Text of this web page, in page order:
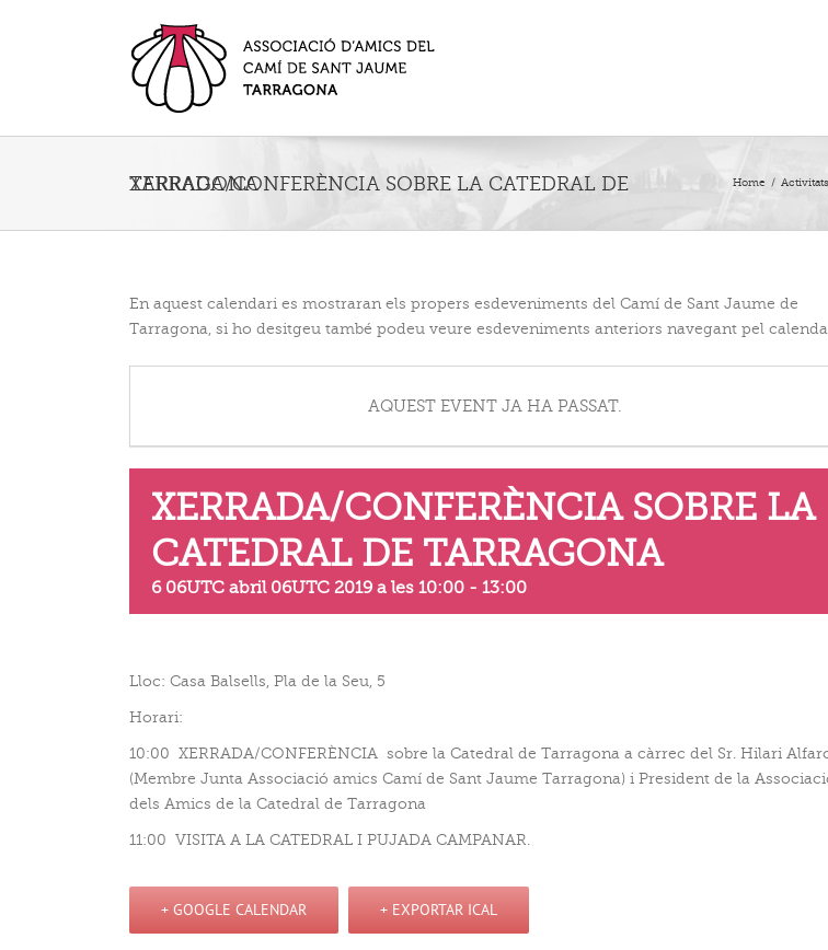
XERRADA/CONFERÈNCIA SOBRE LA CATEDRAL DE TARRAGONA Home / Activitats
En aquest calendari es mostraran els propers esdeveniments del Camí de Sant Jaume de
Tarragona, si ho desitgeu també podeu veure esdeveniments anteriors navegant pel
AQUEST EVENT JA HA PASSAT.
XERRADA/CONFERÈNCIA SOBRE LA
CATEDRAL DE TARRAGONA
6 06UTC abril 06UTC 2019 a les 10:00- 13:00
Lloc: Casa Balsells, Pla de la Seu, 5
Horari:
10:00 XERRADA/CONFERÈNCIA sobre la Catedral de Tarragona a càrrec del Sr. Hilari
(Membre Junta Associació amics Camí de Sant Jaume Tarragona) i President de la
dels Amics de la Catedral de Tarragona
11:00 VISITA A LA CATEDRAL I PUJADA CAMPANAR.
+ GOOGLE CALENDAR + EXPORTAR ICAL